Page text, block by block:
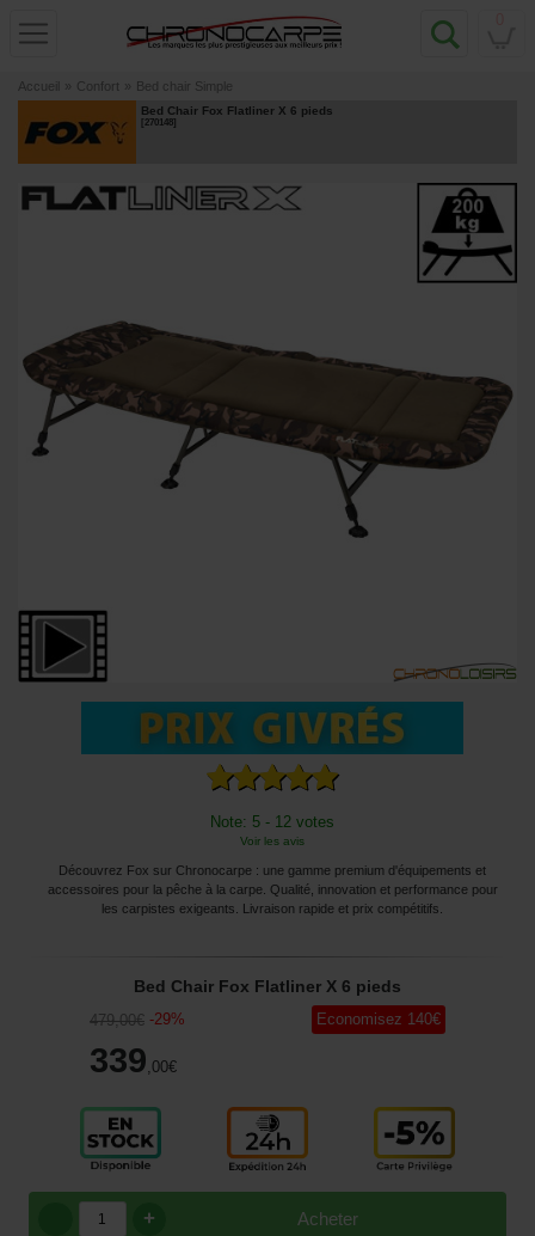
Accueil » Confort » Bed chair Simple
Bed Chair Fox Flatliner X 6 pieds
[270148]
Note: 5 - 12 votes
Voir les avis
Découvrez Fox sur Chronocarpe : une gamme premium d'équipements et
accessoires pour la pêche à la carpe. Qualité, innovation et performance pour
les carpistes exigeants. Livraison rapide et prix compétitifs.
Bed Chair Fox Flatliner X 6 pieds
479,00€ -29%
339 ,00€
Economisez 140€
Acheter
+